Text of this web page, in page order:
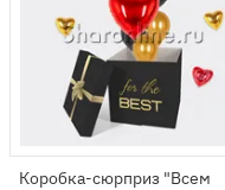
Коробка-сюрприз "Всем